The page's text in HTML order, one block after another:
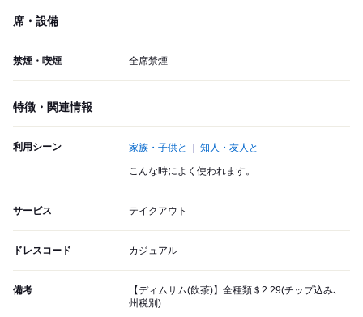
席・設備
禁煙・喫煙 全席禁煙
特徴・関連情報
利用シーン 家族・子供と 知人・友人と
こんな時によく使われます。
サービス テイクアウト
ドレスコード カジュアル
備考
【ディムサム(飲茶)】全種類＄2.29(チップ込み､
州税別)